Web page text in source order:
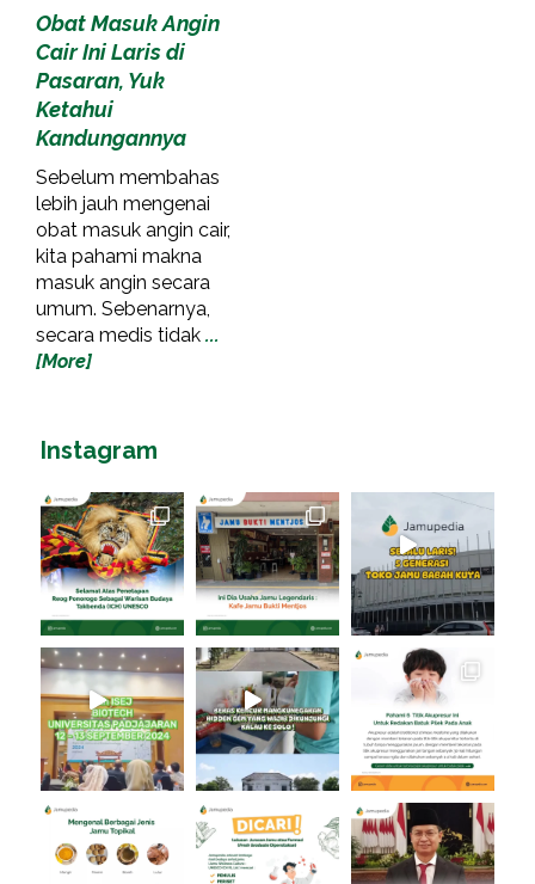
Obat Masuk Angin
Cair Ini Laris di
Pasaran, Yuk
Ketahui
Kandungannya
Sebelum membahas
lebih jauh mengenai
obat masuk angin cair,
kita pahami makna
masuk angin secara
umum. Sebenarnya,
secara medis tidak ...
[More]
Instagram